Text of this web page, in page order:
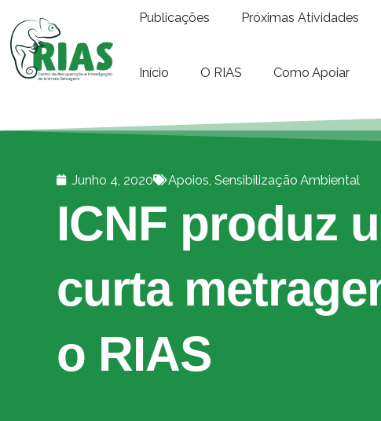
Publicações Próximas Atividades
Início O RIAS Como Apoiar
Junho 4, 2020 Apoios, Sensibilização Ambiental
ICNF produz
curta
o RIAS